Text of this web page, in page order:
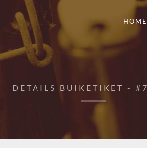
HOME
DETAILS BUIKETIKET -